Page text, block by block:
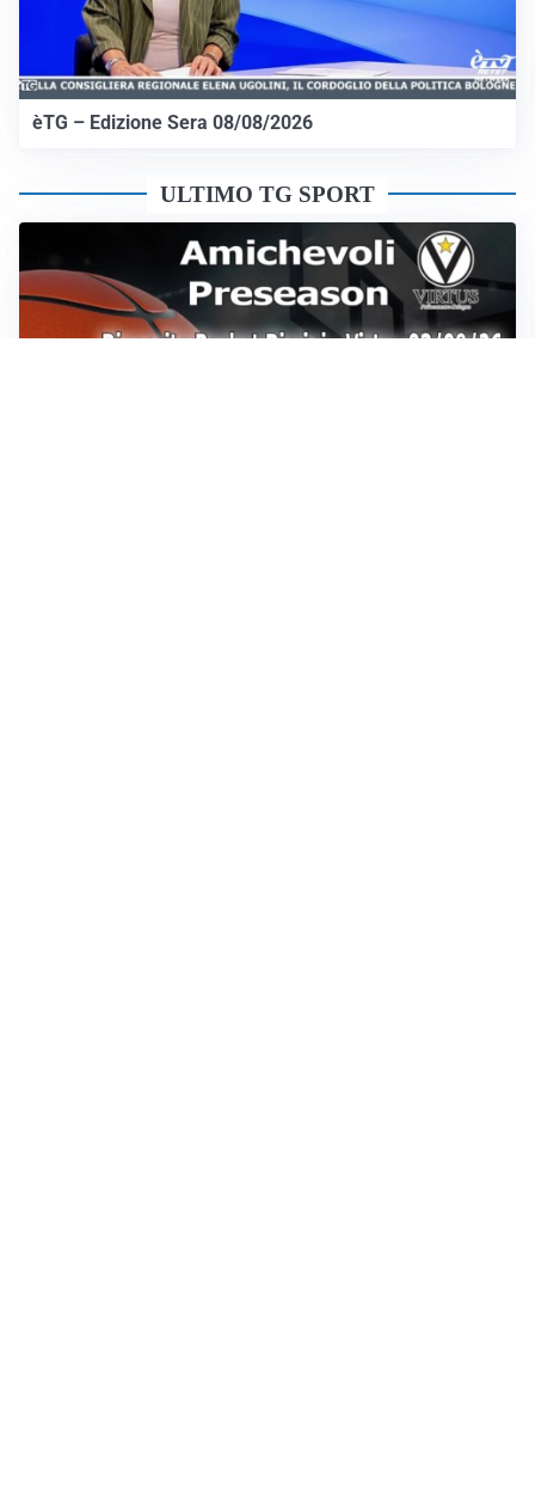
èTG – Edizione Sera 08/08/2026
ULTIMO TG SPORT